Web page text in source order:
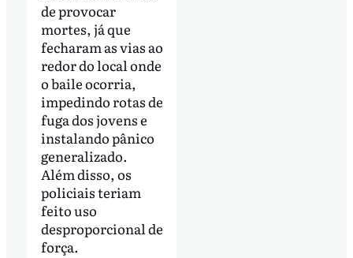
de provocar
mortes, já que
fecharam as vias ao
redor do local onde
o baile ocorria,
impedindo rotas de
fuga dos jovens e
instalando pânico
generalizado.
Além disso, os
policiais teriam
feito uso
desproporcional de
força.